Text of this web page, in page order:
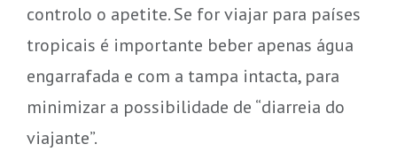
controlo o apetite. Se for viajar para países
tropicais é importante beber apenas água
engarrafada e com a tampa intacta, para
minimizar a possibilidade de “diarreia do
viajante”.